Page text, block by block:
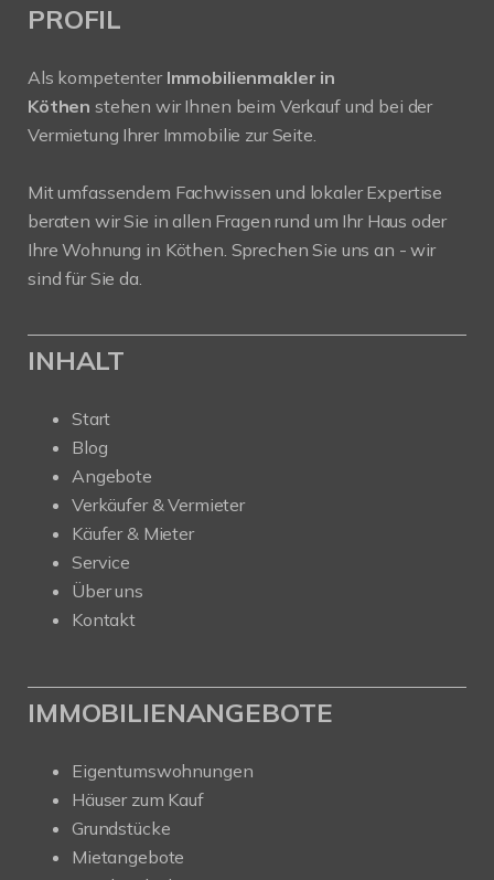
PROFIL
Als kompetenter Immobilienmakler in
Köthen stehen wir Ihnen beim Verkauf und bei der
Vermietung Ihrer Immobilie zur Seite.
Mit umfassendem Fachwissen und lokaler Expertise
beraten wir Sie in allen Fragen rund um Ihr Haus oder
Ihre Wohnung in Köthen. Sprechen Sie uns an - wir
sind für Sie da.
INHALT
Start
Blog
Angebote
Verkäufer & Vermieter
Käufer & Mieter
Service
Über uns
Kontakt
IMMOBILIENANGEBOTE
Eigentumswohnungen
Häuser zum Kauf
Grundstücke
Mietangebote